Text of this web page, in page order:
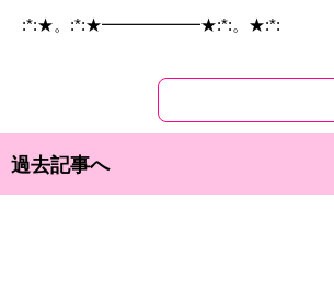
:*:★。:*:★━━━━━━★:*:。★:*:
過去記事へ